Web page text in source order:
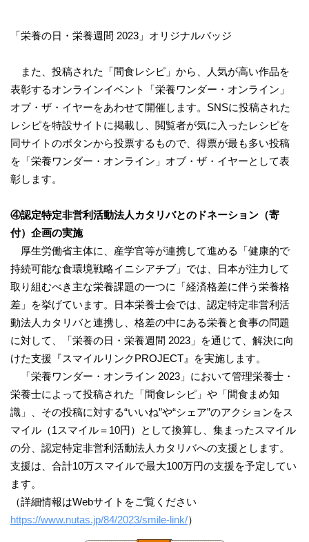
「栄養の日・栄養週間 2023」オリジナルバッジ
また、投稿された「間食レシピ」から、人気が高い作品を
表彰するオンラインイベント「栄養ワンダー・オンライン」
オブ・ザ・イヤーをあわせて開催します。SNSに投稿された
レシピを特設サイトに掲載し、閲覧者が気に入ったレシピを
同サイトのボタンから投票するもので、得票が最も多い投稿
を「栄養ワンダー・オンライン」オブ・ザ・イヤーとして表
彰します。
④認定特定非営利活動法人カタリバとのドネーション（寄
付）企画の実施
厚生労働省主体に、産学官等が連携して進める「健康的で
持続可能な食環境戦略イニシアチブ」では、日本が注力して
取り組むべき主な栄養課題の一つに「経済格差に伴う栄養格
差」を挙げています。日本栄養士会では、認定特定非営利活
動法人カタリバと連携し、格差の中にある栄養と食事の問題
に対して、「栄養の日・栄養週間 2023」を通じて、解決に向
けた支援『スマイルリンクPROJECT』を実施します。
「栄養ワンダー・オンライン 2023」において管理栄養士・
栄養士によって投稿された「間食レシピ」や「間食まめ知
識」、その投稿に対する“いいね”や“シェア”のアクションをス
マイル（1スマイル＝10円）として換算し、集まったスマイル
の分、認定特定非営利活動法人カタリバへの支援とします。
支援は、合計10万スマイルで最大100万円の支援を予定してい
ます。
（詳細情報はWebサイトをご覧ください
https://www.nutas.jp/84/2023/smile-link/）